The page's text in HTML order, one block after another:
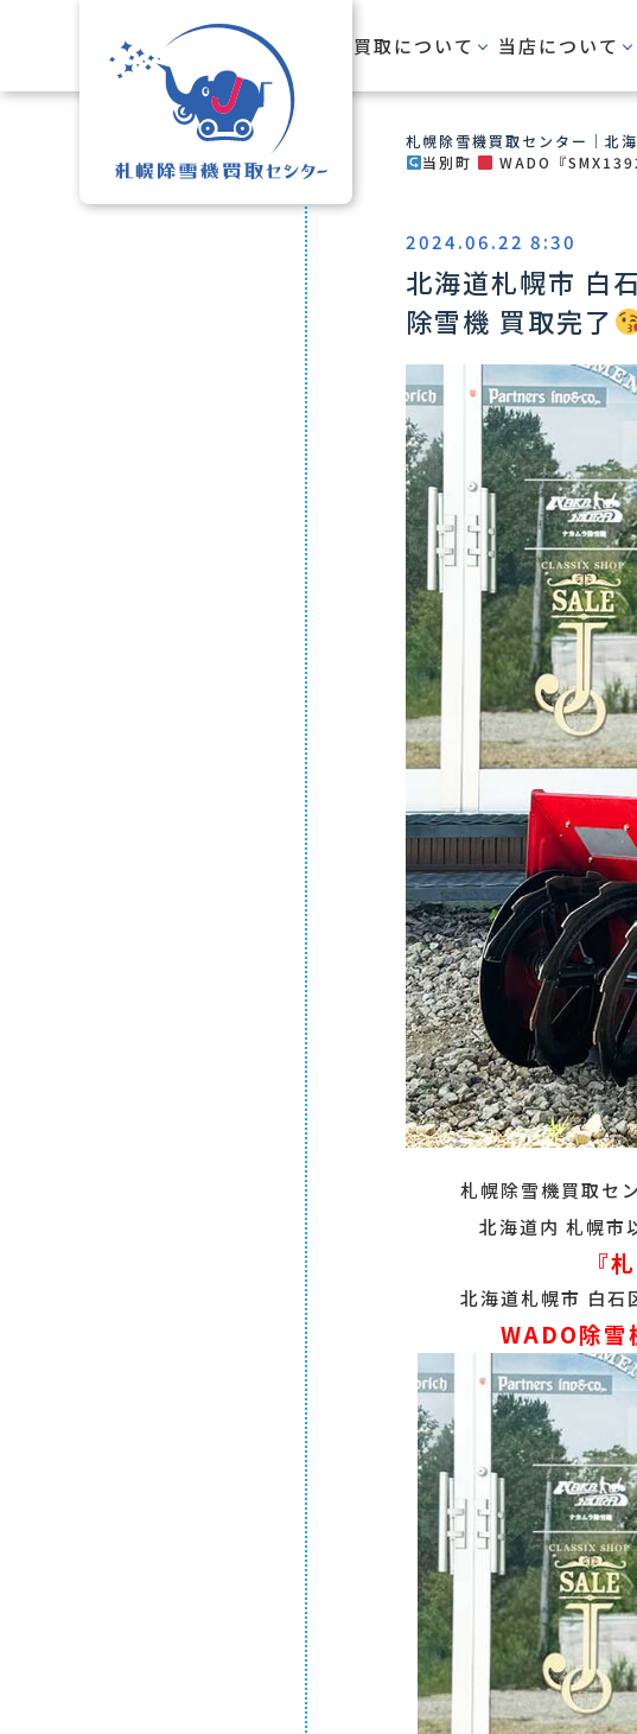
HOME 買取について 当店について
札幌除雪機買取センター｜北
当別町
WADO『
2024.06.22 8:30
北海道札幌市 白
除雪機 買取完了
札幌除雪機買取セ
北海道内 札幌市
『
北海道札幌市 白石
WADO除雪